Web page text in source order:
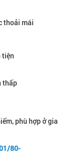
thoải mái
tiện
thấp
phù hợp ở gia
80-